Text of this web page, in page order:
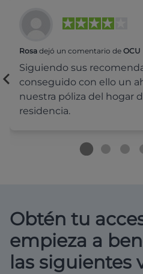
Rosa dejó un comentario de OCU
Siguiendo sus
conseguido con ello un
nuestra póliza del hogar
residencia.
Obtén tu
empieza a
las siguientes